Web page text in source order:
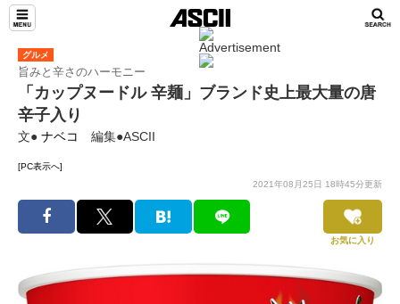
グルメ
旨みと辛さのハーモニー
「カップヌードル 辛麺」ブランド史上最大量の唐
辛子入り
文● ナベコ 編集●ASCII
[PC表示へ]
2021年08月25日 18時45分更新
お気に入り